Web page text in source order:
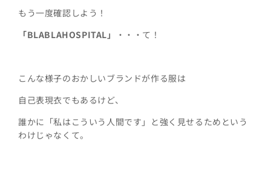
もう一度確認しよう！
「BLABLAHOSPITAL」
・・・て！
こんな様子のおかしいブランドが作る服は
自己表現衣でもあるけど、
誰かに「私はこういう人間です」と強く見せるためという
わけじゃなくて。